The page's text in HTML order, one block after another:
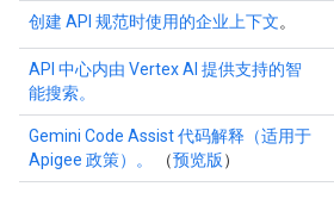
创建 API 规范时使用的企业上下文。
API 中心内由 Vertex AI 提供支持的智
能搜索。
Gemini Code Assist 代码解释（适用于
Apigee 政策）。
（预览版）